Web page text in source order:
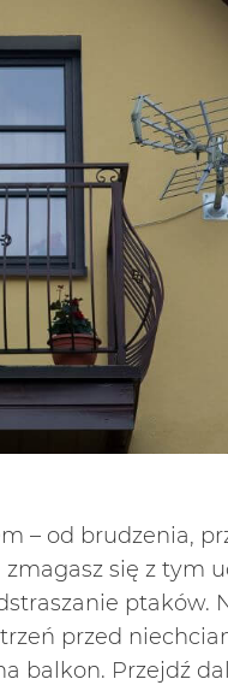
– od brudzenia,
się z tym
ptaków.
przed
balkon. Przejdź